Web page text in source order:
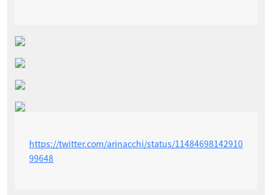
https://twitter.com/arinacchi/status/11484698142910
99648